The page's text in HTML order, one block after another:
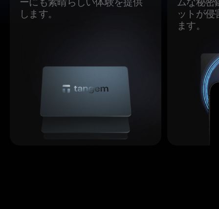
します。
ットが侵
ます。